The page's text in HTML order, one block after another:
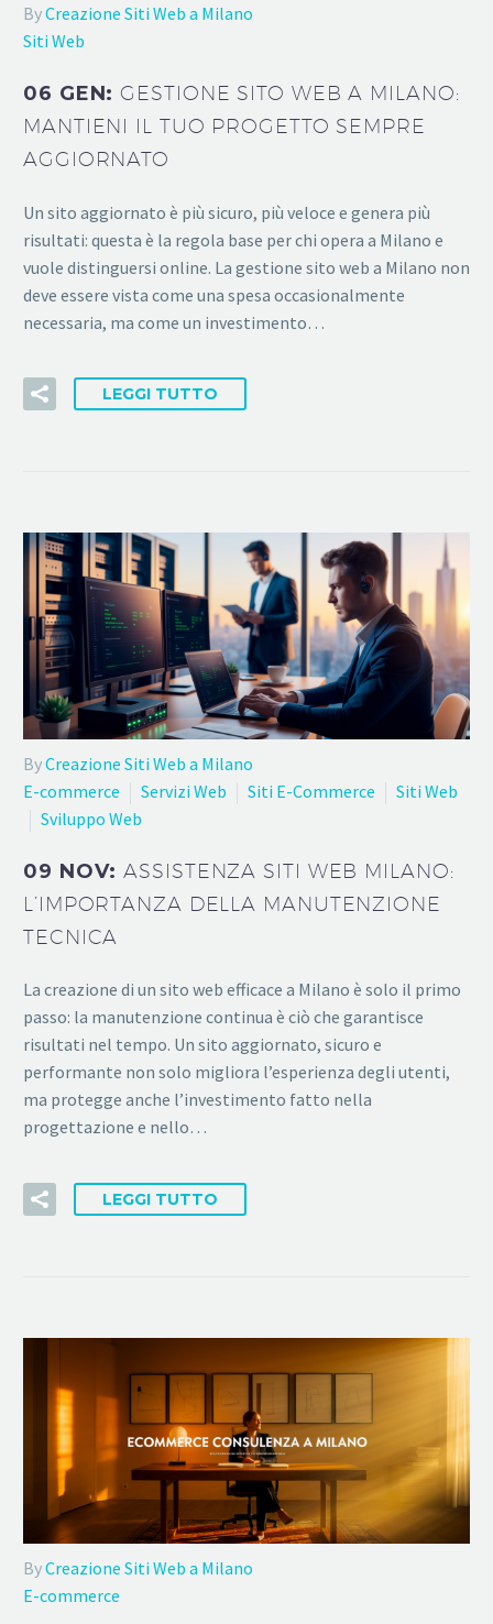
ByCreazione Siti Web a Milano
Siti Web
06 GEN:GESTIONE SITO WEB A MILANO:
MANTIENI IL TUO PROGETTO SEMPRE
AGGIORNATO
Un sito aggiornato è più sicuro, più veloce e genera più
risultati: questa è la regola base per chi opera a Milano e
vuole distinguersi online. La gestione sito web a Milano non
deve essere vista come una spesa occasionalmente
necessaria, ma come un investimento…
LEGGI TUTTO
ByCreazione Siti Web a Milano
E-commerce
Servizi Web Siti E-Commerce
Siti Web
Sviluppo Web
09 NOV:ASSISTENZA SITI WEB MILANO:
L’IMPORTANZA DELLA MANUTENZIONE
TECNICA
La creazione di un sito web efficace a Milano è solo il primo
passo: la manutenzione continua è ciò che garantisce
risultati nel tempo. Un sito aggiornato, sicuro e
performante non solo migliora l’esperienza degli utenti,
ma protegge anche l’investimento fatto nella
progettazione e nello…
LEGGI TUTTO
ByCreazione Siti Web a Milano
E-commerce